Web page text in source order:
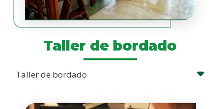
Taller de bordado
Taller de bordado